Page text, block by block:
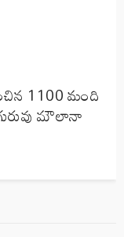
1100 మంది
మౌలానా